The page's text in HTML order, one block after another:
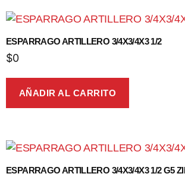
ESPARRAGO ARTILLERO 3/4X3/4X3 1/2
$0
AÑADIR AL CARRITO
ESPARRAGO ARTILLERO 3/4X3/4X3 1/2 G5